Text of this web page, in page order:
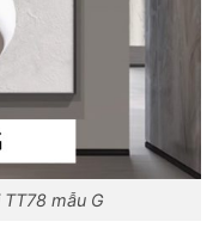
mẫu G